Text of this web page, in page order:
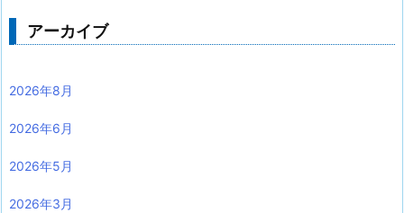
アーカイブ
2026年8月
2026年6月
2026年5月
2026年3月